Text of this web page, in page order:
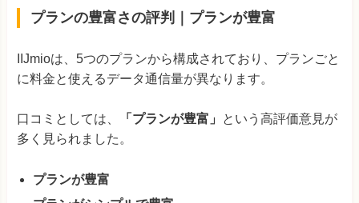
プランの豊富さの評判｜プランが豊富
IIJmioは、5つのプランから構成されており、プランごと
に料金と使えるデータ通信量が異なります。
口コミとしては、 「プランが豊富」
という高評価意見が
多く見られました。
プランが豊富